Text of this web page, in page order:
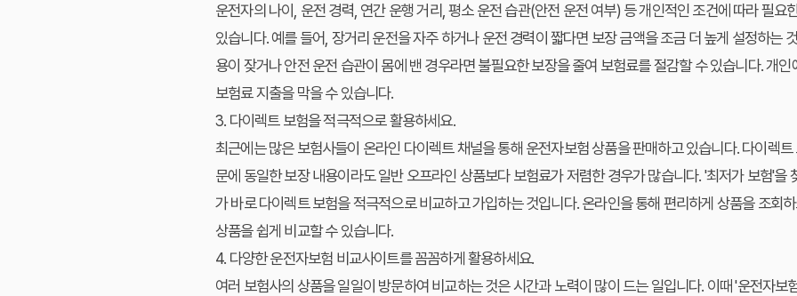
운전자의 나이, 운전 경력, 연간 운행 거리, 평소 운전 습관(안전 운전 여부) 등 개인적인 조건에 따라 필요
있습니다. 예를 들어, 장거리 운전을 자주 하거나 운전 경력이 짧다면 보장 금액을 조금 더 높게 설정하는
용이 잦거나 안전 운전 습관이 몸에 밴 경우라면 불필요한 보장을 줄여 보험료를 절감할 수 있습니다. 개
보험료 지출을 막을 수 있습니다.
3. 다이렉트 보험을 적극적으로 활용하세요.
최근에는 많은 보험사들이 온라인 다이렉트 채널을 통해 운전자보험 상품을 판매하고 있습니다. 다이렉
문에 동일한 보장 내용이라도 일반 오프라인 상품보다 보험료가 저렴한 경우가 많습니다. '최저가 보험'을
가 바로 다이렉트 보험을 적극적으로 비교하고 가입하는 것입니다. 온라인을 통해 편리하게 상품을 조회
상품을 쉽게 비교할 수 있습니다.
4. 다양한 운전자보험 비교사이트를 꼼꼼하게 활용하세요.
여러 보험사의 상품을 일일이 방문하여 비교하는 것은 시간과 노력이 많이 드는 일입니다. 이때 '운전자보